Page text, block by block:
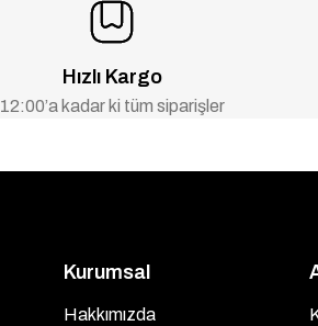
Hızlı Kargo
12:00’a kadar ki tüm siparişler
Kurumsal
Hakkımızda